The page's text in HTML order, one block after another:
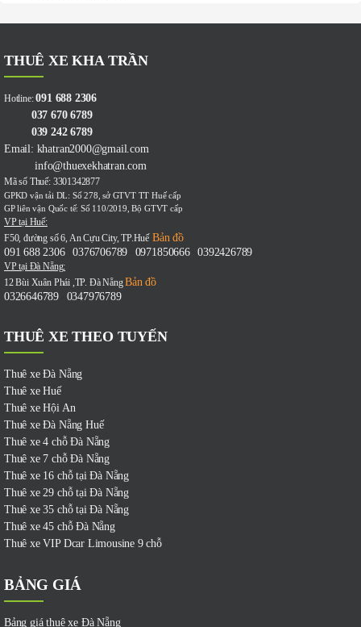
THUÊ XE KHA TRẦN
Hotline:091 688 2306
037 670 6789
039 242 6789
Email: khatran2000@gmail.com
info@thuexekhatran.com
Mã số Thuế: 3301342877
GPKD vận tải DL: Số 278, sở GTVT TT Huế cấp
GP liên vận Quốc tế: Số 110/2019, Bộ GTVT cấp
VP tại Huế:
F50, đường số 6, An Cựu City, TP.HuếBản đồ
091 688 2306
-0376706789 0971850666 -0392426789
VP tại Đà Nẵng:
12 Bùi Xuân Phái ,TP. Đà NẵngBản đồ
0326646789
0347976789
THUÊ XE THEO TUYẾN
Thuê xe Đà Nẵng
Thuê xe Huế
Thuê xe Hội An
Thuê xe Đà Nẵng Huế
Thuê xe 4 chỗ Đà Nẵng
Thuê xe 7 chỗ Đà Nẵng
Thuê xe 16 chỗ tại Đà Nẵng
Thuê xe 29 chỗ tại Đà Nẵng
Thuê xe 35 chỗ tại Đà Nẵng
Thuê xe 45 chỗ Đà Nẵng
Thuê xe VIP Dcar Limousine 9 chỗ
BẢNG GIÁ
Bảng giá thuê xe Đà Nẵng